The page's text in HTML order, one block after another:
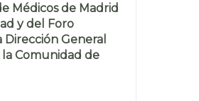
Médicos de Madrid
y del Foro
General
Comunidad de